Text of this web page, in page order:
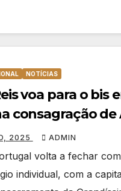
NOTÍCIAS
voa para o bis
consagração
2025 ADMIN
volta a fechar
individual, com a